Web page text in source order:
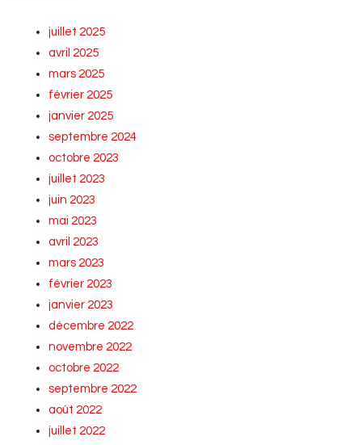
juillet 2025
avril 2025
mars 2025
février 2025
janvier 2025
septembre 2024
octobre 2023
juillet 2023
juin 2023
mai 2023
avril 2023
mars 2023
février 2023
janvier 2023
décembre 2022
novembre 2022
octobre 2022
septembre 2022
août 2022
juillet 2022